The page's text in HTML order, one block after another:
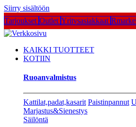
Siirry sisältöön
Tarjoukset Outlet Yritysasiakkaat
KAIKKI TUOTTEET
KOTIIN
Ruoanvalmistus
Kattilat,padat,kasarit Paistinpannut
Marjastus&Sienestys
Säilöntä